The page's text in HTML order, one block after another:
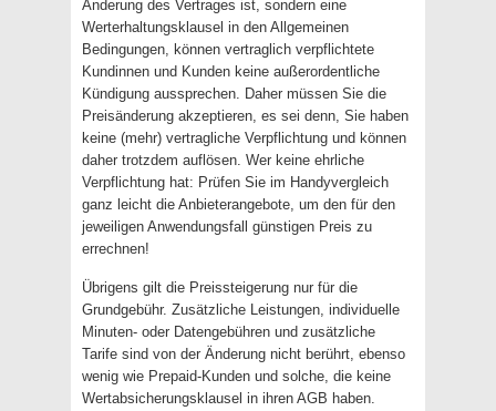
Änderung des Vertrages ist, sondern eine
Werterhaltungsklausel in den Allgemeinen
Bedingungen, können vertraglich verpflichtete
Kundinnen und Kunden keine außerordentliche
Kündigung aussprechen. Daher müssen Sie die
Preisänderung akzeptieren, es sei denn, Sie haben
keine (mehr) vertragliche Verpflichtung und können
daher trotzdem auflösen. Wer keine ehrliche
Verpflichtung hat: Prüfen Sie im Handyvergleich
ganz leicht die Anbieterangebote, um den für den
jeweiligen Anwendungsfall günstigen Preis zu
errechnen!
Übrigens gilt die Preissteigerung nur für die
Grundgebühr. Zusätzliche Leistungen, individuelle
Minuten- oder Datengebühren und zusätzliche
Tarife sind von der Änderung nicht berührt, ebenso
wenig wie Prepaid-Kunden und solche, die keine
Wertabsicherungsklausel in ihren AGB haben.